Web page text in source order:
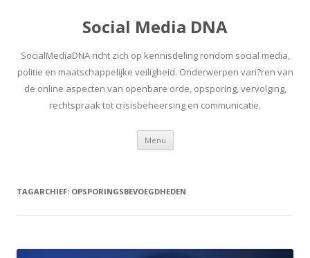
Social Media DNA
SocialMediaDNA richt zich op kennisdeling rondom social media,
politie en maatschappelijke veiligheid. Onderwerpen vari?ren van
de online aspecten van openbare orde, opsporing, vervolging,
rechtspraak tot crisisbeheersing en communicatie.
Menu Spring
inhoud
TAGARCHIEF: OPSPORINGSBEVOEGDHEDEN